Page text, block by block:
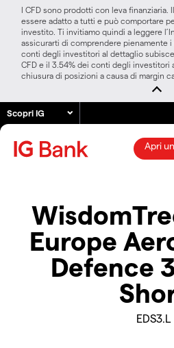
I CFD sono prodotti con leva finanziaria.
essere adatto a tutti e può comportare
investito. Ti invitiamo quindi a leggere
assicurarti di comprendere pienamente
conti degli investitori al dettaglio
CFD e il 3.54% dei conti degli investitori
chiusura di posizioni a causa di margin
Scopri IG
Apri
Europe
Defence
EDS3.L